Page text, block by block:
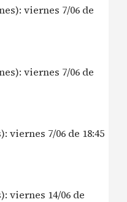
viernes 7/06 de
viernes 7/06 de
viernes 7/06 de 18:45
viernes 14/06 de